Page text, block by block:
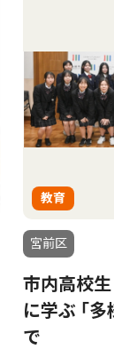
教育
宮前区
市内高校
に学ぶ ｢多
で